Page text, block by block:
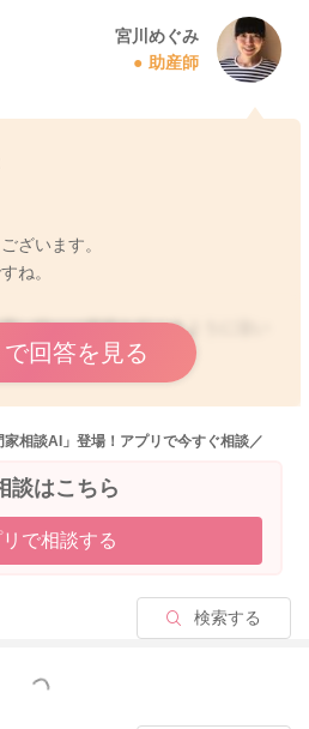
宮川めぐみ
助産師
ざいます。
ね。
い時には癇癪を起こすように泣い
出てくるようになっていて、イヤ
な、成長されている証拠でもある
ているのは大変ですよね。
思い通りになると思われるのは困
なく、親御さんが判断をして責任
あります。
ないままでいいですよ。
回答を見る
相談AI」登場！アプリで今すぐ相談／
談はこちら
で相談する
検索する
っと見る